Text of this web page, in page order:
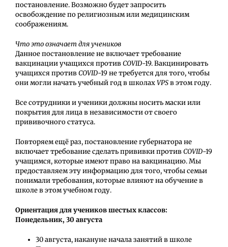
постановление. Возможно будет запросить
освобождение по религиозным или медицинским
соображениям.
Что это означает для учеников
Данное постановление не включает требование
вакцинации учащихся противCOVID-19. Вакцинировать
учащихся противCOVID-19 не требуется для того, чтобы
они могли начать учебный год в школахVPSв этом году.
Все сотрудники и ученики должны носить маски или
покрытия для лица в независимости от своего
прививочного статуса.
Повторяем ещё раз, постановление губернатора не
включает требование сделать прививки противCOVID-19
учащимся, которые имеют право на вакцинацию. Мы
предоставляем эту информацию для того, чтобы семьи
понимали требования, которые влияют на обучение в
школе в этом учебном году.
Ориентация для учеников шестых классов:
Понедельник, 30 августа
30 августа, накануне начала занятий в школе